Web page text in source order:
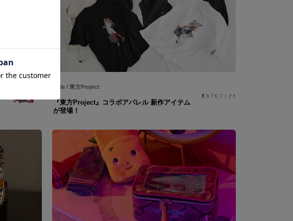
Title / 東方Project
『東方Project』コラボアパレル 新作アイテム
が登場！